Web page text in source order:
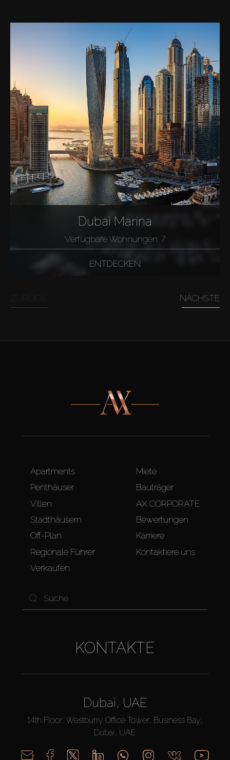
Dubai Marina
Verfügbare Wohnungen: 7
ENTDECKEN
NÄCHSTE
Apartments
Penthäuser
Villen
Stadthäusern
Off-Plan
Regionale Führer
Verkaufen
Miete
Bauträger
AX CORPORATE
Bewertungen
Karriere
Kontaktiere uns
KONTAKTE
Dubai, UAE
14th Floor, Westburry Office Tower, Business Bay,
Dubai, UAE